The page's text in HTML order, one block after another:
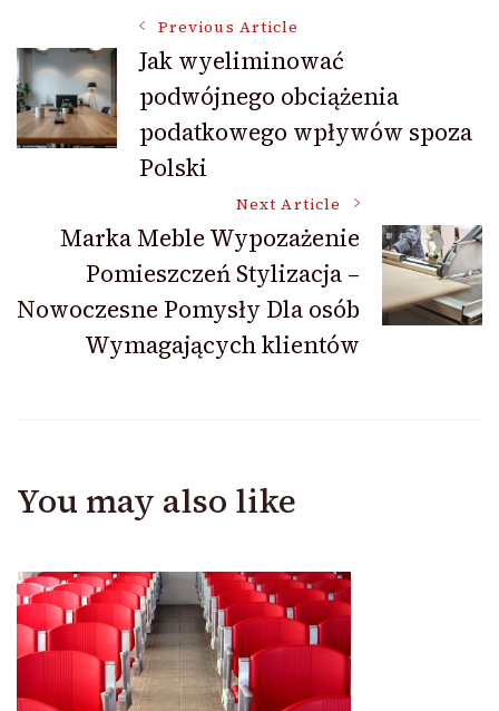
Post
Navigation
Previous Article
Jak wyeliminować
podwójnego obciążenia
podatkowego wpływów spoza
Polski
Next Article
Marka Meble Wypozażenie
Pomieszczeń Stylizacja –
Nowoczesne Pomysły Dla osób
Wymagających klientów
You may also like